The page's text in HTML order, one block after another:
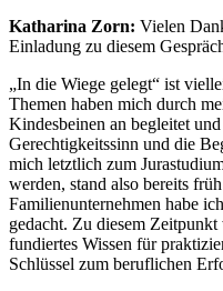
Katharina Zorn: Vielen
Einladung zu diesem
„In die Wiege gelegt“ ist
Themen haben mich durch
Kindesbeinen an begleitet
Gerechtigkeitssinn und die
mich letztlich zum
werden, stand also bereits
Familienunternehmen habe
gedacht. Zu diesem
fundiertes Wissen für
Schlüssel zum beruflichen